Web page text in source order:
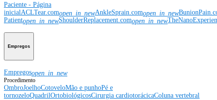
Paciente - Página
inicialACLTear.comopen_in_newAnkleSprain.comopen_in_new
Patientopen_in_newShoulderReplacement.comopen_in_new
Empregos
Empregosopen_in_new
Procedimento
OmbroJoelhoCotoveloMão e punhoPé e
tornozeloQuadrilOrtobiológicosCirurgia cardiotorácicaColuna vertebral